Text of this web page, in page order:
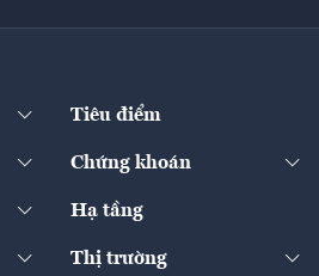
Tiêu điểm
Chứng khoán
Doanh nghiệp niêm yết
Hạ tầng
Thị trường